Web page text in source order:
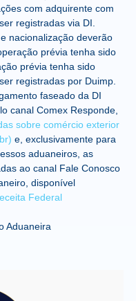
com adquirente com
registradas via DI.
nacionalização deverão
prévia tenha sido
prévia tenha sido
registradas por Duimp.
faseado da DI
canal Comex Responde,
sobre comércio exterior
e, exclusivamente para
aduaneiros, as
ao canal Fale Conosco
disponível
Federal
Aduaneira